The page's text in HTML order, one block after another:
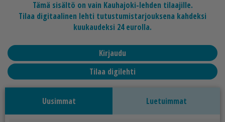
Tämä sisältö on vain Kauhajoki-lehden tilaajille.
Tilaa digitaalinen lehti tutustumistarjouksena kahdeksi
kuukaudeksi 24 eurolla.
Kirjaudu
Tilaa digilehti
Uusimmat Luetuimmat